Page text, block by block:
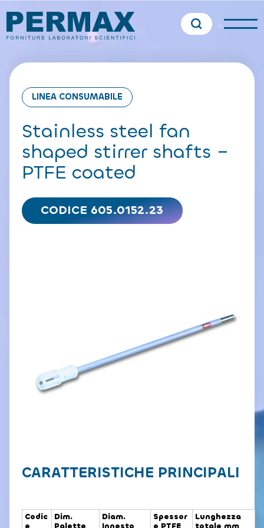
LINEA CONSUMABILE
Stainless steel fan
shaped stirrer shafts –
PTFE coated
CODICE 605.0152.23
CARATTERISTICHE PRINCIPALI
Codic
e
Dim.
Palette
Diam.
Innesto
Spessor
e PTFE
Lunghezza
totale mm